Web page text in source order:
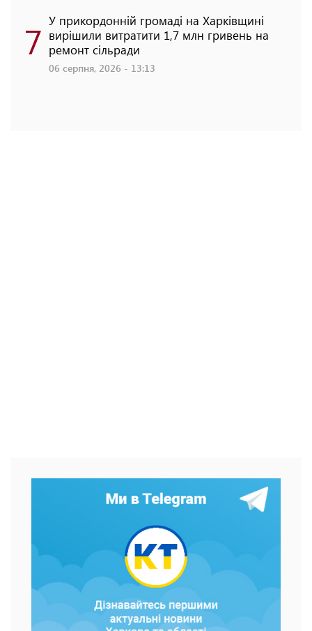
7 У прикордонній громаді на Харківщині
вирішили витратити 1,7 млн гривень на
ремонт сільради
06 серпня, 2026 - 13:13